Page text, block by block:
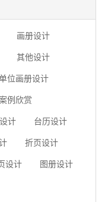
画册设计
其他设计
位画册设计
例欣赏
计 台历设计
折页设计
设计 图册设计